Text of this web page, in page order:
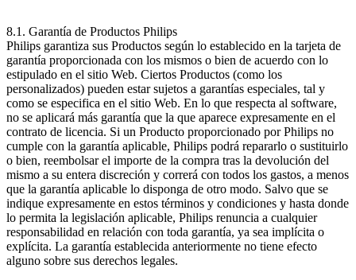
8.1. Garantía de Productos Philips
Philips garantiza sus Productos según lo establecido en la tarjeta de
garantía proporcionada con los mismos o bien de acuerdo con lo
estipulado en el sitio Web. Ciertos Productos (como los
personalizados) pueden estar sujetos a garantías especiales, tal y
como se especifica en el sitio Web. En lo que respecta al software,
no se aplicará más garantía que la que aparece expresamente en el
contrato de licencia. Si un Producto proporcionado por Philips no
cumple con la garantía aplicable, Philips podrá repararlo o sustituirlo
o bien, reembolsar el importe de la compra tras la devolución del
mismo a su entera discreción y correrá con todos los gastos, a menos
que la garantía aplicable lo disponga de otro modo. Salvo que se
indique expresamente en estos términos y condiciones y hasta donde
lo permita la legislación aplicable, Philips renuncia a cualquier
responsabilidad en relación con toda garantía, ya sea implícita o
explícita. La garantía establecida anteriormente no tiene efecto
alguno sobre sus derechos legales.